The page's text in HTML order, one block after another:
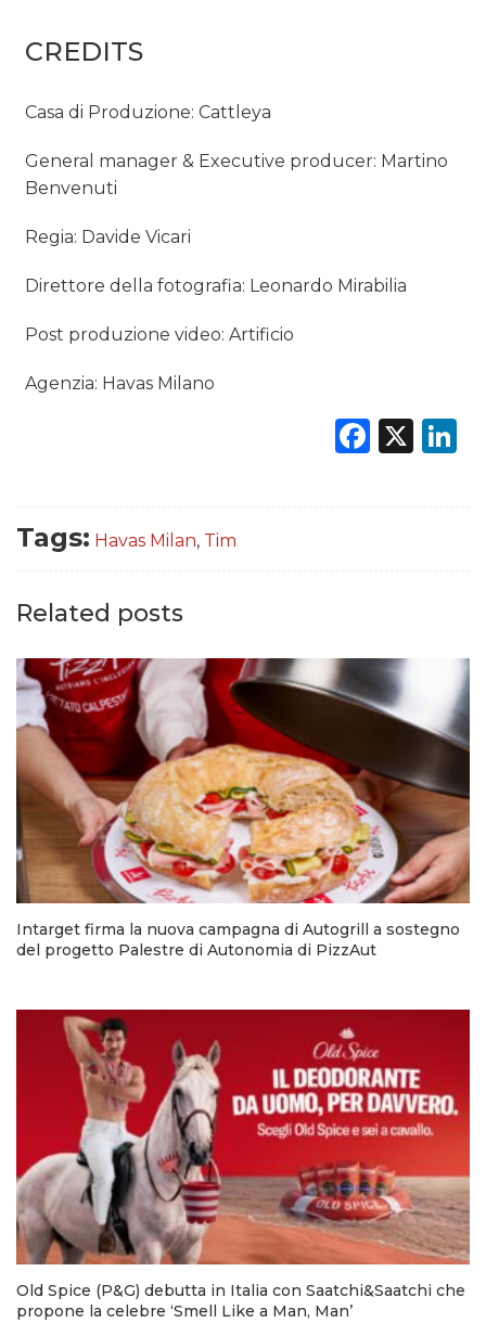
CREDITS
Casa di Produzione: Cattleya
General manager & Executive producer: Martino
Benvenuti
Regia: Davide Vicari
Direttore della fotografia: Leonardo Mirabilia
Post produzione video: Artificio
Agenzia: Havas Milano
X
Tags: Havas Milan, Tim
Related posts
Intarget firma la nuova campagna di Autogrill a sostegno
del progetto Palestre di Autonomia di PizzAut
Old Spice (P&G) debutta in Italia con Saatchi&Saatchi che
propone la celebre ‘Smell Like a Man, Man’